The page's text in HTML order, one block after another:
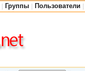
Группы Пользователи